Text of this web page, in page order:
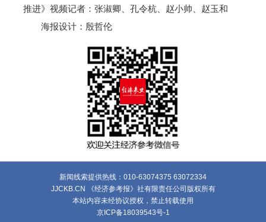
推进》视频记者：张淑卿、孔令杭、赵小帅、赵玉和
海报设计：殷哲伦
新闻线索提供热线：010-63074375 63072334
JJCKB.CN 《经济参考报》社有限责任公司版权所有
本站内容未经协议授权，禁止转载使用
京ICP备18039543号-1